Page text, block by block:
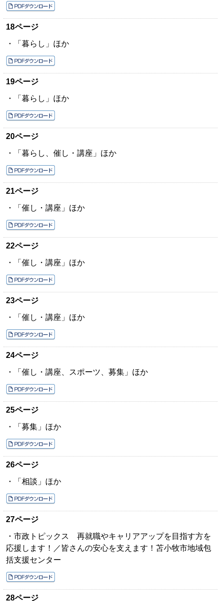
18ページ
・「暮らし」ほか
19ページ
・「暮らし」ほか
20ページ
・「暮らし、催し・講座」ほか
21ページ
・「催し・講座」ほか
22ページ
・「催し・講座」ほか
23ページ
・「催し・講座」ほか
24ページ
・「催し・講座、スポーツ、募集」ほか
25ページ
・「募集」ほか
26ページ
・「相談」ほか
27ページ
・市政トピックス 再就職やキャリアアップを目指す方を
応援します！／皆さんの安心を支えます！苫小牧市地域包
括支援センター
28ページ